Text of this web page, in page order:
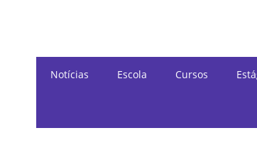
Notícias Escola Cursos